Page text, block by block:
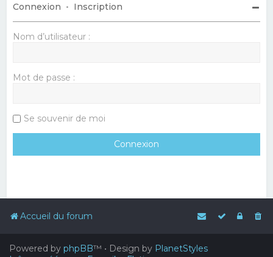
Connexion • Inscription
Nom d’utilisateur :
Mot de passe :
Se souvenir de moi
Accueil du forum
Powered by phpBB™ • Design by PlanetStyles